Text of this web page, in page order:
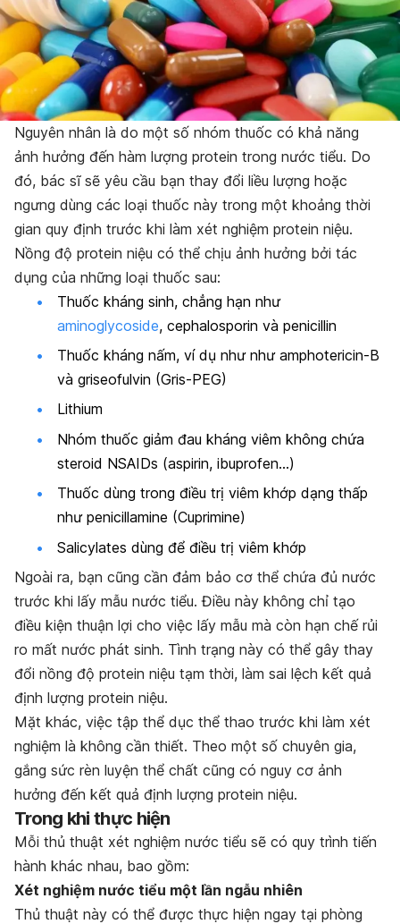
Nguyên nhân là do một số nhóm thuốc có khả năng
ảnh hưởng đến hàm lượng protein trong nước tiểu. Do
đó, bác sĩ sẽ yêu cầu bạn thay đổi liều lượng hoặc
ngưng dùng các loại thuốc này trong một khoảng thời
gian quy định trước khi làm xét nghiệm protein niệu.
Nồng độ protein niệu có thể chịu ảnh hưởng bởi tác
dụng của những loại thuốc sau:
Thuốc kháng sinh, chẳng hạn như
aminoglycoside, cephalosporin và penicillin
Thuốc kháng nấm, ví dụ như như amphotericin-B
và griseofulvin (Gris-PEG)
Lithium
Nhóm thuốc giảm đau kháng viêm không chứa
steroid NSAIDs (aspirin, ibuprofen…)
Thuốc dùng trong điều trị viêm khớp dạng thấp
như penicillamine (Cuprimine)
Salicylates dùng để điều trị viêm khớp
Ngoài ra, bạn cũng cần đảm bảo cơ thể chứa đủ nước
trước khi lấy mẫu nước tiểu. Điều này không chỉ tạo
điều kiện thuận lợi cho việc lấy mẫu mà còn hạn chế rủi
ro mất nước phát sinh. Tình trạng này có thể gây thay
đổi nồng độ protein niệu tạm thời, làm sai lệch kết quả
định lượng protein niệu.
Mặt khác, việc tập thể dục thể thao trước khi làm xét
nghiệm là không cần thiết. Theo một số chuyên gia,
gắng sức rèn luyện thể chất cũng có nguy cơ ảnh
hưởng đến kết quả định lượng protein niệu.
Trong khi thực hiện
Mỗi thủ thuật xét nghiệm nước tiểu sẽ có quy trình tiến
hành khác nhau, bao gồm:
Xét nghiệm nước tiểu một lần ngẫu nhiên
Thủ thuật này có thể được thực hiện ngay tại phòng